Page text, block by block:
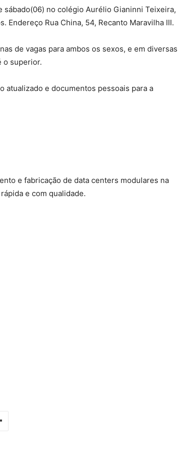
no colégio Aurélio Gianinni Teixeira,
Endereço Rua China, 54, Recanto Maravilha III.
de vagas para ambos os sexos, e em diversas
o superior.
e documentos pessoais para a
e fabricação de data centers modulares na
e com qualidade.